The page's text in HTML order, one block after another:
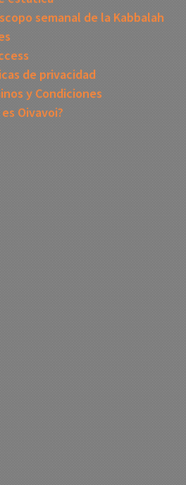
semanal de la Kabbalah
de privacidad
y Condiciones
es Oivavoi?